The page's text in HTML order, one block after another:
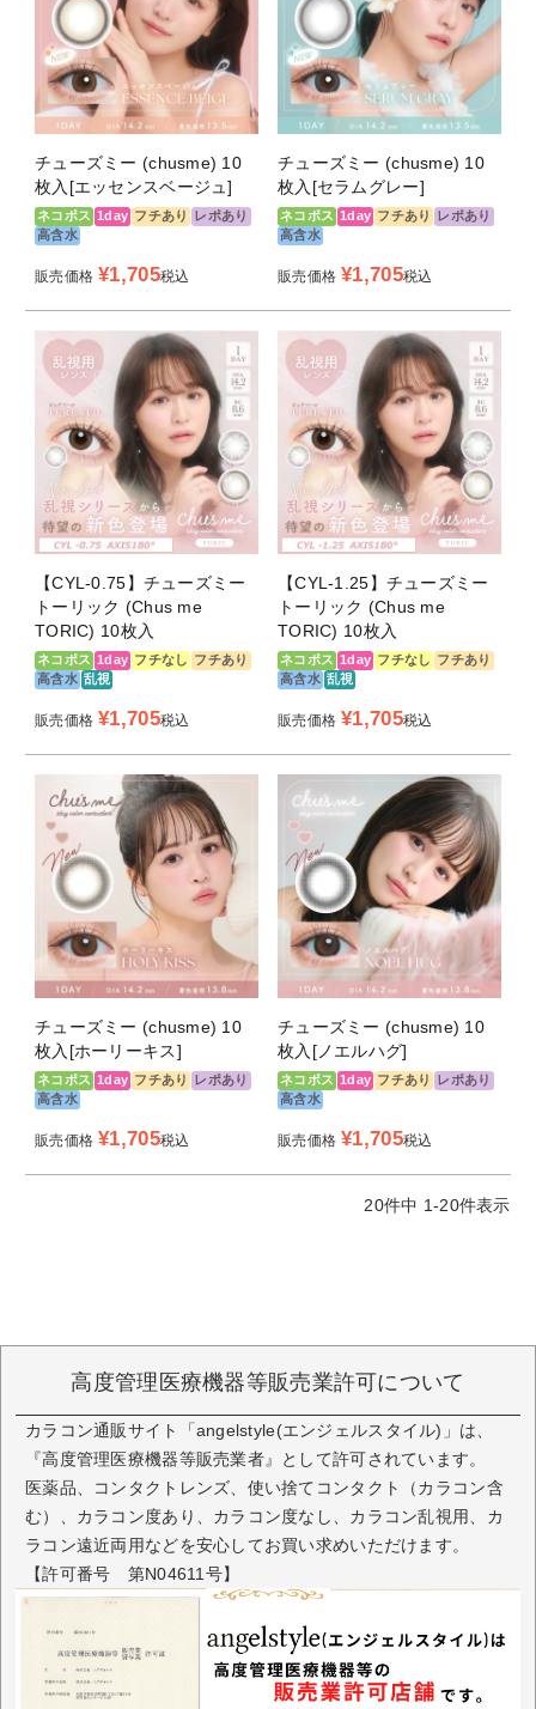
チューズミー (chusme) 10
枚入[エッセンスベージュ]
ネコポス 1day フチあり
レポあり
高含水
販売価格 ¥1,705税込
チューズミー (chusme) 10
枚入[セラムグレー]
ネコポス 1day フチあり
レポあり
高含水
販売価格 ¥1,705税込
【CYL-0.75】チューズミー
トーリック (Chus me
TORIC) 10枚入
ネコポス 1day フチなし フチあり
高含水 乱視
販売価格 ¥1,705税込
【CYL-1.25】チューズミー
トーリック (Chus me
TORIC) 10枚入
ネコポス 1day フチなし フチあり
高含水 乱視
販売価格 ¥1,705税込
チューズミー (chusme) 10
枚入[ホーリーキス]
ネコポス 1day フチあり
レポあり
高含水
販売価格 ¥1,705税込
チューズミー (chusme) 10
枚入[ノエルハグ]
ネコポス 1day フチあり
レポあり
高含水
販売価格 ¥1,705税込
20件中 1-20件表示
高度管理医療機器等販売業許可について
カラコン通販サイト「angelstyle(エンジェルスタイル)」は、
『高度管理医療機器等販売業者』として許可されています。
医薬品、コンタクトレンズ、使い捨てコンタクト（カラコン含
む）、カラコン度あり、カラコン度なし、カラコン乱視用、カ
ラコン遠近両用などを安心してお買い求めいただけます。
【許可番号 第N04611号】